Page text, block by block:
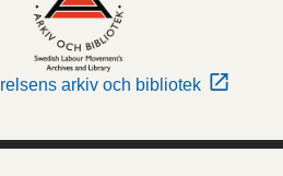
arkiv och bibliotek